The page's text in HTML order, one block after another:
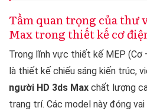
Tầm quan trọng của thư
Max trong thiết kế cơ
Trong lĩnh vực thiết kế MEP
là thiết kế chiếu sáng kiến trúc,
người HD 3ds Max chất lượng
trang trí. Các model này đóng